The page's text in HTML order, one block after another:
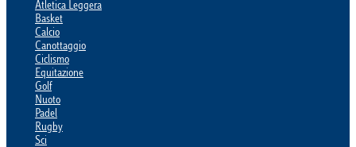
Atletica Leggera
Basket
Calcio
Canottaggio
Ciclismo
Equitazione
Golf
Nuoto
Padel
Rugby
Sci